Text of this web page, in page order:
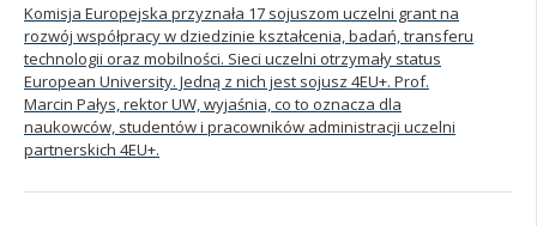
Komisja Europejska przyznała 17 sojuszom uczelni grant na
rozwój współpracy w dziedzinie kształcenia, badań, transferu
technologii oraz mobilności. Sieci uczelni otrzymały status
European University. Jedną z nich jest sojusz 4EU+. Prof.
Marcin Pałys, rektor UW, wyjaśnia, co to oznacza dla
naukowców, studentów i pracowników administracji uczelni
partnerskich 4EU+.